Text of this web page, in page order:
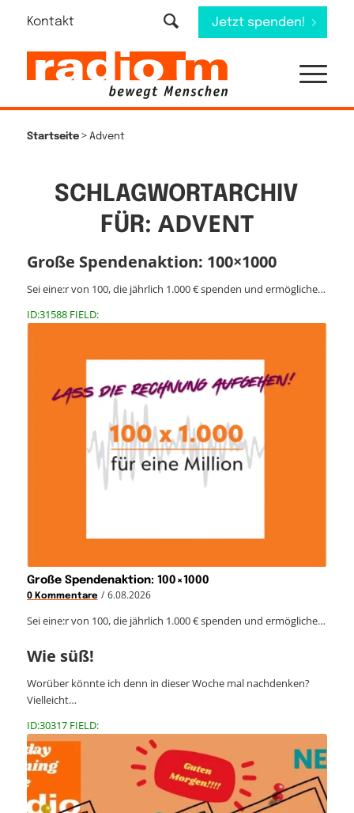
Kontakt Jetzt spenden!
Startseite> Advent
SCHLAGWORTARCHIV
FÜR: ADVENT
Große Spendenaktion: 100×1000
Sei eine:r von 100, die jährlich 1.000 € spenden und ermögliche…
ID:31588 FIELD:
Große Spendenaktion: 100×1000
0 Kommentare / 6.08.2026
Sei eine:r von 100, die jährlich 1.000 € spenden und ermögliche…
Wie süß!
Worüber könnte ich denn in dieser Woche mal nachdenken?
Vielleicht…
ID:30317 FIELD: